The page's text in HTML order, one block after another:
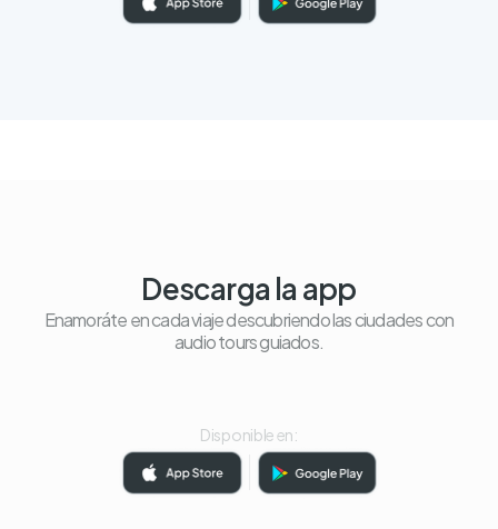
Descarga la app
Enamoráte en cada viaje descubriendo las ciudades con
audio tours guiados.
Disponible en: